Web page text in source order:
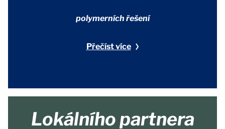
polymerních řešení
Přečíst více
Lokálního partnera